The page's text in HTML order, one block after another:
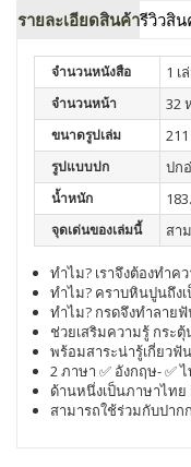
รายละเอียดสินค้ารีวิวสิน
จำนวนหนังสือ 1 เ
จำนวนหน้า 32
ขนาดรูปเล่ม
รูปแบบปก ปก
น้ำหนัก
จุดเด่นของเล่มนี้ สา
ทำไม? เราจึงต้องทำค
ทำไม? คราบหินปูนถึง
ทำไม? กรดจึงทำลายฟั
ช่วยเสริมความรู้ กระ
พร้อมสาระน่ารู้เกี่ยวฟัน
2 ภาษา ✅ อังกฤษ- ✅
ด้านหนึ่งเป็นภาษาไท
สามารถใช้ร่วมกับปาก